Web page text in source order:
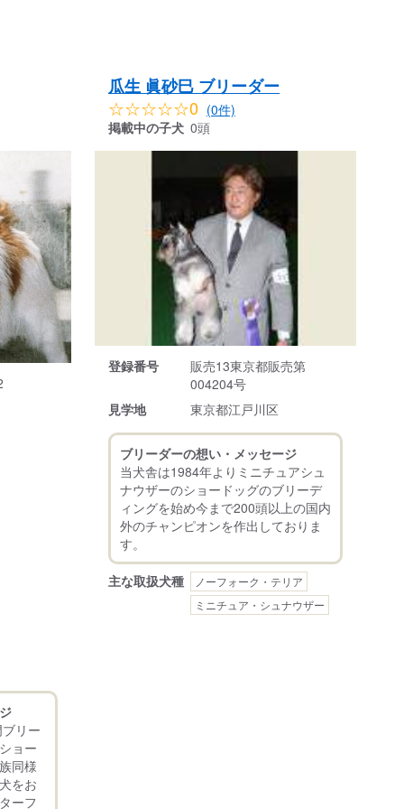
リー
ョー
同様
をお
ーフ
瓜生 眞砂巳 ブリーダー
☆☆☆☆☆0 (0件)
掲載中の子犬 0頭
登録番号
販売13東京都販売第
004204号
見学地
東京都江戸川区
ブリーダーの想い・メッセージ
当犬舎は1984年よりミニチュアシュ
ナウザーのショードッグのブリーデ
ィングを始め今まで200頭以上の国内
外のチャンピオンを作出しておりま
主な取扱犬種
ノーフォーク・テリア
ミニチュア・シュナウザー